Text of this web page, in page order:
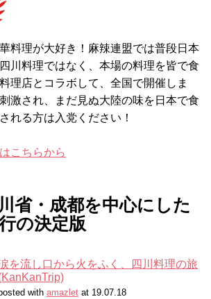
料理が大好き！麻辣連盟では普段日本
川料理ではなく、本場の料理を皆で食
理店とコラボして、全国で開催しま
激され、まだ見ぬ大陸の味を日本で食
れる方は入党ください！
こちらから
省・成都を中心にした
の決定版
を流し口から火をふく、四川料理の旅
with amazlet at 19.07.18